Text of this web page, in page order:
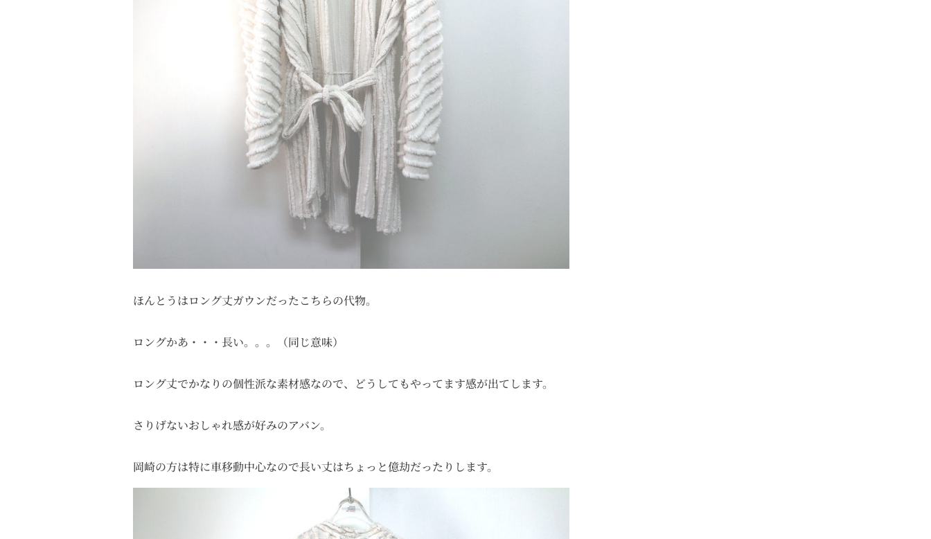
ほんとうはロング丈ガウンだったこちらの代物。
ロングかあ・・・長い。。。（同じ意味）
ロング丈でかなりの個性派な素材感なので、どうしてもやってます感が出てします。
さりげないおしゃれ感が好みのアバン。
岡崎の方は特に車移動中心なので長い丈はちょっと億劫だったりします。